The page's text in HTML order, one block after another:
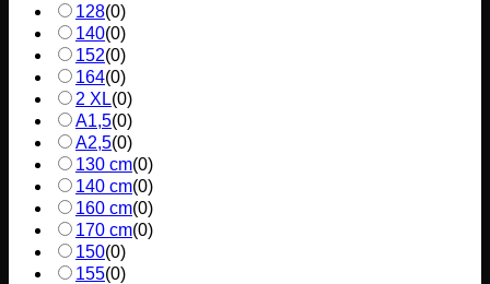
128(0)
140(0)
152(0)
164(0)
2 XL(0)
A1,5(0)
A2,5(0)
130 cm(0)
140 cm(0)
160 cm(0)
170 cm(0)
150(0)
155(0)